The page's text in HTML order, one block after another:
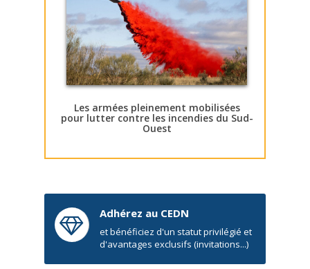
Les armées pleinement mobilisées
pour lutter contre les incendies du Sud-
Ouest
Adhérez au CEDN
et bénéficiez d'un statut privilégié et
d'avantages exclusifs (invitations...)